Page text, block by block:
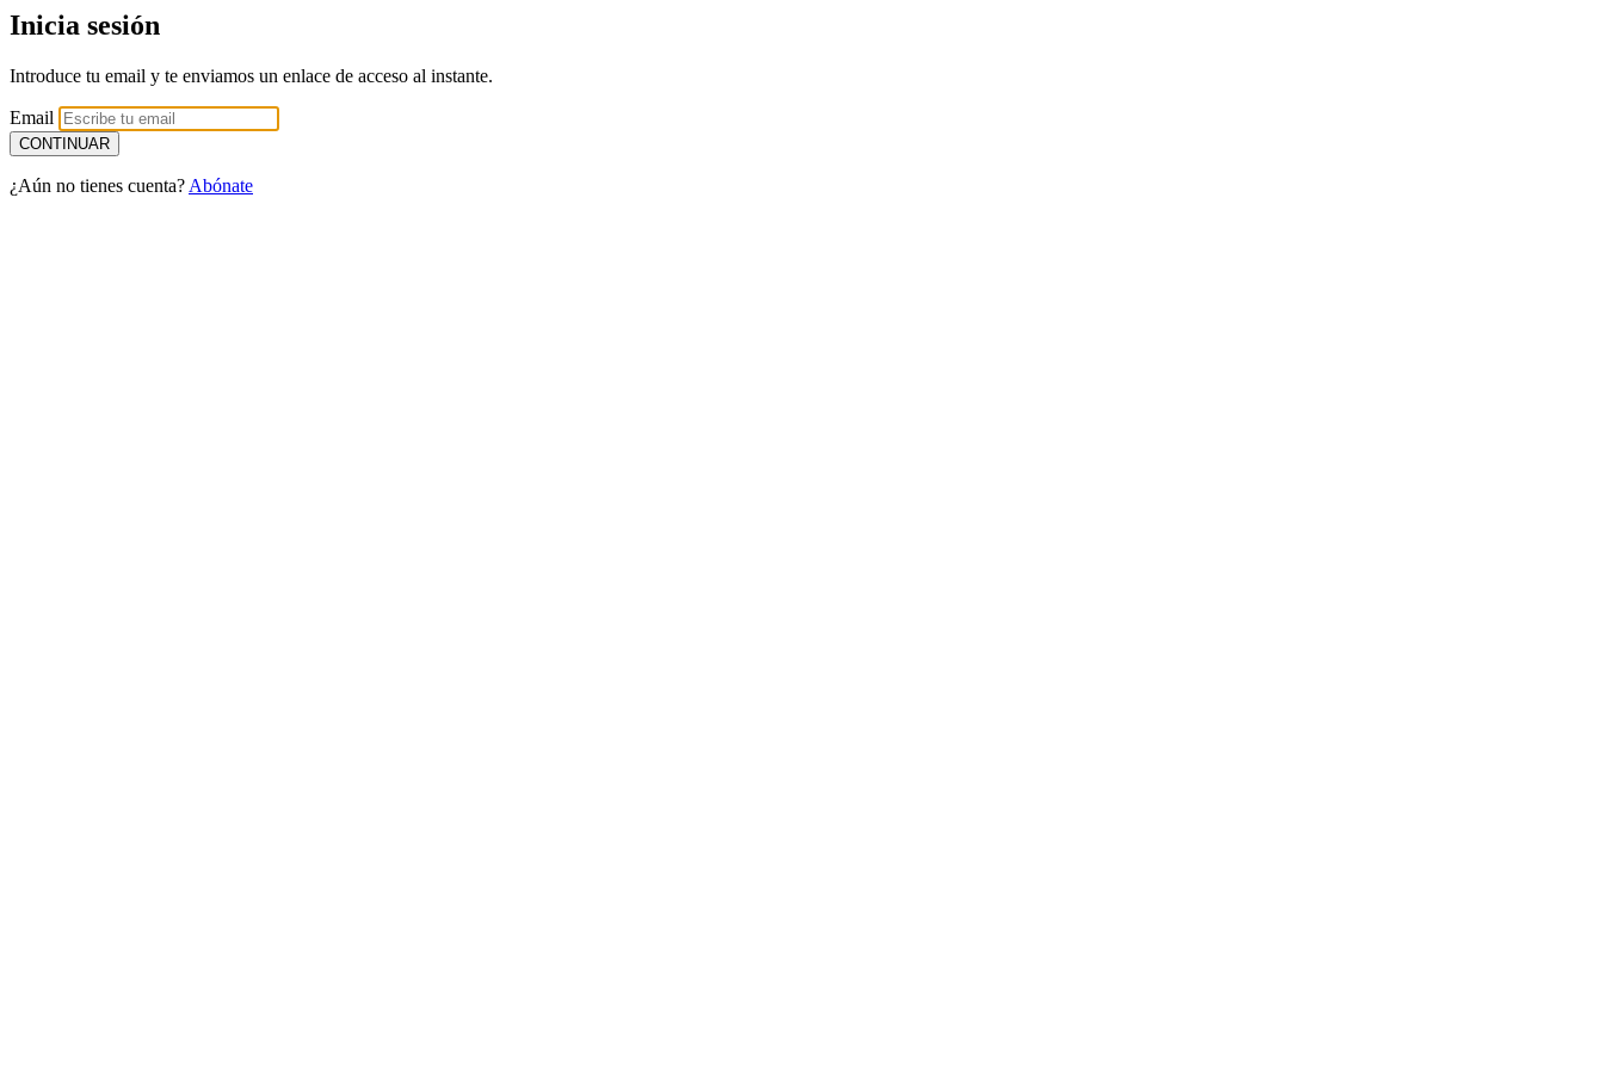
Inicia sesión
Introduce tu email y te enviamos un enlace de acceso al instante.
Email
¿Aún no tienes cuenta? Abónate